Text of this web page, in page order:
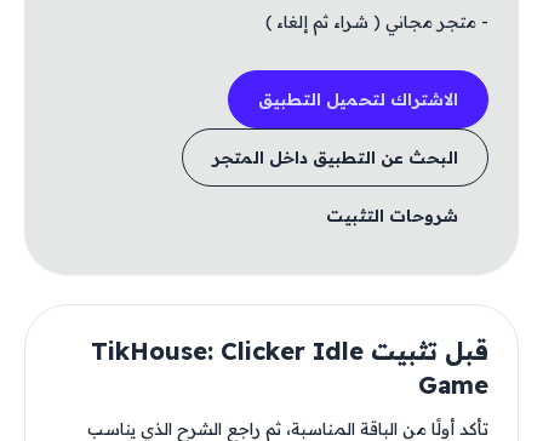
- متجر مجاني ( شراء ثم إلغاء )
الاشتراك لتحميل التطبيق
البحث عن التطبيق داخل المتجر
شروحات التثبيت
قبل تثبيت TikHouse: Clicker Idle
Game
تأكد أولًا من الباقة المناسبة، ثم راجع الشرح الذي يناسب